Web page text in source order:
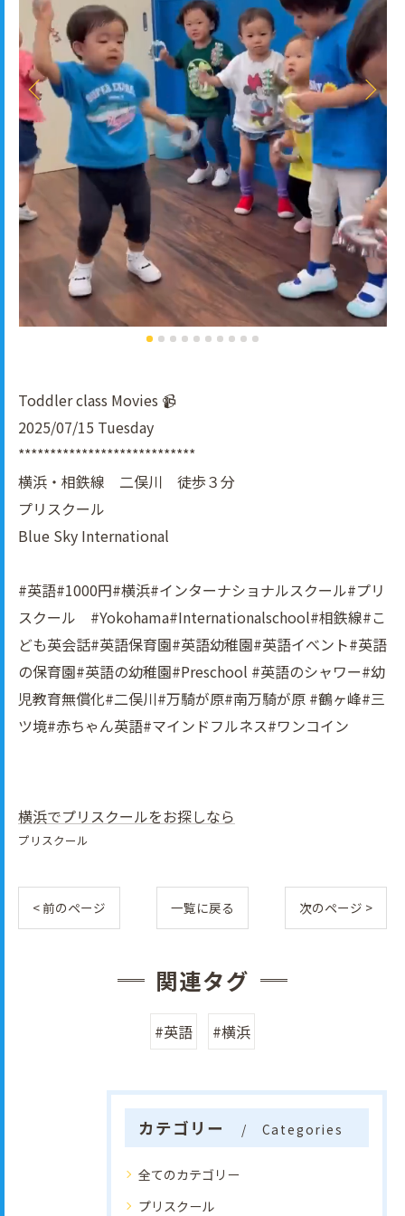
Toddler class Movies 📹
2025/07/15 Tuesday
****************************
横浜・相鉄線 二俣川 徒歩３分
プリスクール
Blue Sky International
#英語#1000円#横浜#インターナショナルスクール#プリ
スクール #Yokohama#Internationalschool#相鉄線#こ
ども英会話#英語保育園#英語幼稚園#英語イべント#英語
の保育園#英語の幼稚園#Preschool #英語のシャワー#幼
児教育無償化#二俣川#万騎が原#南万騎が原 #鶴ヶ峰#三
ツ境#赤ちゃん英語#マインドフルネス#ワンコイン
横浜でプリスクールをお探しなら
プリスクール
< 前のページ 一覧に戻る 次のページ >
関連タグ
#英語 #横浜
カテゴリー Categories
全てのカテゴリー
プリスクール